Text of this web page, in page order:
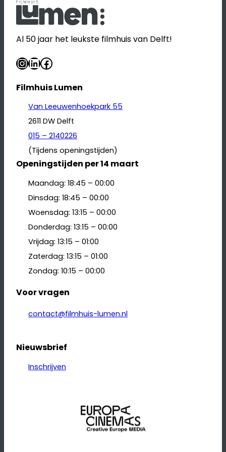
Al 50 jaar het leukste filmhuis van Delft!
InstagramLinkedIn Facebook
Filmhuis Lumen
Van Leeuwenhoekpark 55
2611 DW Delft
015 – 2140226
(Tijdens openingstijden)
Openingstijden per 14 maart
Maandag: 18:45 – 00:00
Dinsdag: 18:45 – 00:00
Woensdag: 13:15 – 00:00
Donderdag: 13:15 – 00:00
Vrijdag: 13:15 – 01:00
Zaterdag: 13:15 – 01:00
Zondag: 10:15 – 00:00
Voor vragen
contact@filmhuis-lumen.nl
Nieuwsbrief
Inschrijven